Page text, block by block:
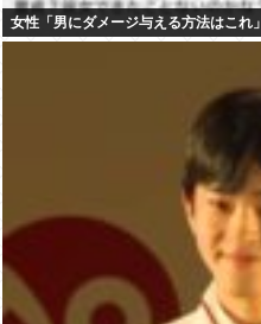
女性「男にダメージ与える方法はこれ」